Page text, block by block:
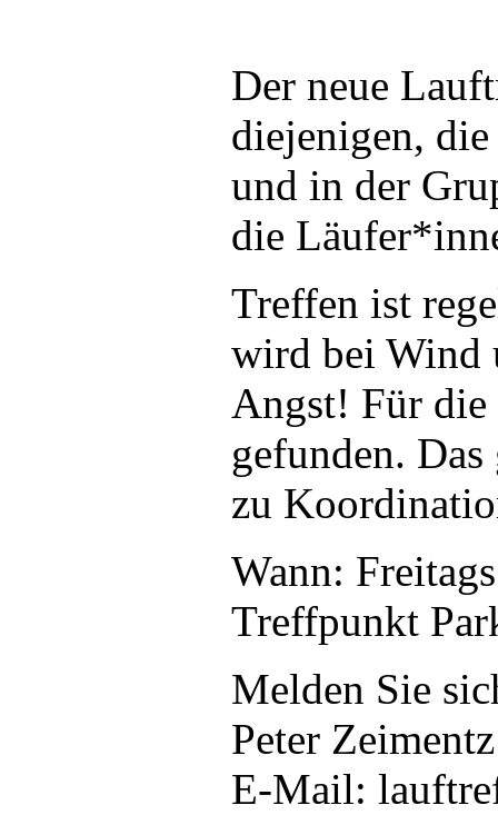
Der neue
diejenigen,
und in der
die
Treffen ist
wird bei Wind
Angst! Für die
gefunden.
zu
Wann:
Treffpunkt
Melden Sie
Peter Zeimentz
E-Mail: